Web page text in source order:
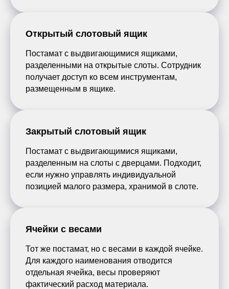
Открытый слотовый ящик
Постамат с выдвигающимися ящиками,
разделенными на открытые слоты. Сотрудник
получает доступ ко всем инструментам,
размещенным в ящике.
Закрытый слотовый ящик
Постамат с выдвигающимися ящиками,
разделенным на слоты с дверцами. Подходит,
если нужно управлять индивидуальной
позицией малого размера, хранимой в слоте.
Ячейки с весами
Тот же постамат, но с весами в каждой ячейке.
Для каждого наименования отводится
отдельная ячейка, весы проверяют
фактический расход материала.